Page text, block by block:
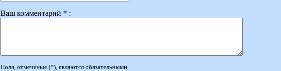
Ваш комментарий * :
Поля, отмеченые (*), являются обязательными